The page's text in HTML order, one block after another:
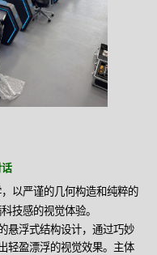
以严谨的几何构造和纯粹的
技感的视觉体验。
悬浮式结构设计，通过巧妙
轻盈漂浮的视觉效果。主体